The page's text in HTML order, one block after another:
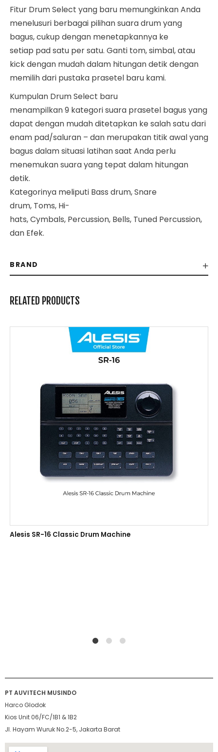
Fitur Drum Select yang baru memungkinkan Anda
menelusuri berbagai pilihan suara drum yang
bagus, cukup dengan menetapkannya ke
setiap pad satu per satu. Ganti tom, simbal, atau
kick dengan mudah dalam hitungan detik dengan
memilih dari pustaka prasetel baru kami.
Kumpulan Drum Select baru
menampilkan 9 kategori suara prasetel bagus yang
dapat dengan mudah ditetapkan ke salah satu dari
enam pad/saluran – dan merupakan titik awal yang
bagus dalam situasi latihan saat Anda perlu
menemukan suara yang tepat dalam hitungan
detik.
Kategorinya meliputi Bass drum, Snare
drum, Toms, Hi-
hats, Cymbals, Percussion, Bells, Tuned Percussion,
dan Efek.
BRAND
RELATED PRODUCTS
Alesis SR-16 Classic Drum Machine
PT AUVITECH MUSINDO
Harco Glodok
Kios Unit 06/FC/1B1 & 1B2
Jl. Hayam Wuruk No.2-5, Jakarta Barat